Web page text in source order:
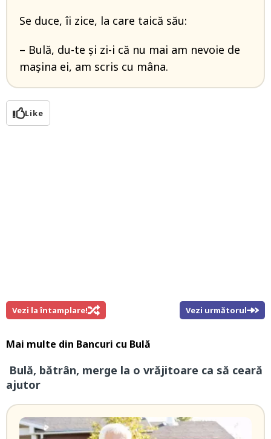
Se duce, îi zice, la care taică său:
– Bulă, du-te și zi-i că nu mai am nevoie de
mașina ei, am scris cu mâna.
Like
Vezi la întamplare! Vezi următorul
Mai multe din Bancuri cu Bulă
Bulă, bătrân, merge la o vrăjitoare ca să ceară
ajutor